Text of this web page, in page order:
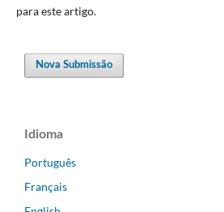
para este artigo.
Nova Submissão
Idioma
Português
Français